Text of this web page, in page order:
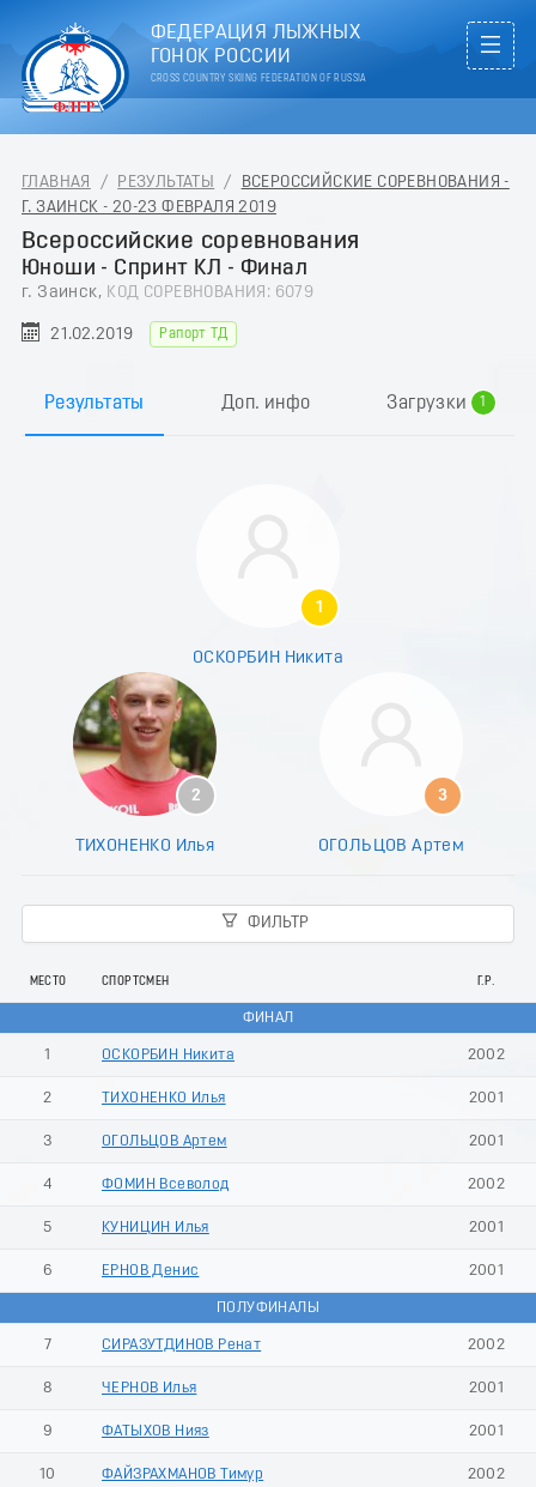
ФЕДЕРАЦИЯ ЛЫЖНЫХ
ГОНОК РОССИИ
CROSS COUNTRY SKIING FEDERATION OF RUSSIA
ГЛАВНАЯ / РЕЗУЛЬТАТЫ /
ВСЕРОССИЙСКИЕ СОРЕВНОВАНИЯ -
Г. ЗАИНСК - 20-23 ФЕВРАЛЯ 2019
Всероссийские соревнования
Юноши - Спринт КЛ - Финал
г. Заинск, КОД СОРЕВНОВАНИЯ: 6079
21.02.2019 Рапорт ТД
Результаты Доп. инфо Загрузки
2
5
6
8
1
ОСКОРБИН Никита
2
ТИХОНЕНКО Илья
3
ОГОЛЬЦОВ Артем
ФИЛЬТР
МЕСТО СПОРТСМЕН Г.Р.
ФИНАЛ
1 ОСКОРБИН Никита 2002
2 ТИХОНЕНКО Илья 2001
3 ОГОЛЬЦОВ Артем 2001
4 ФОМИН Всеволод 2002
5 КУНИЦИН Илья 2001
6 ЕРНОВ Денис 2001
ПОЛУФИНАЛЫ
7 СИРАЗУТДИНОВ Ренат 2002
8 ЧЕРНОВ Илья 2001
9 ФАТЫХОВ Нияз 2001
10 ФАЙЗРАХМАНОВ Тимур 2002